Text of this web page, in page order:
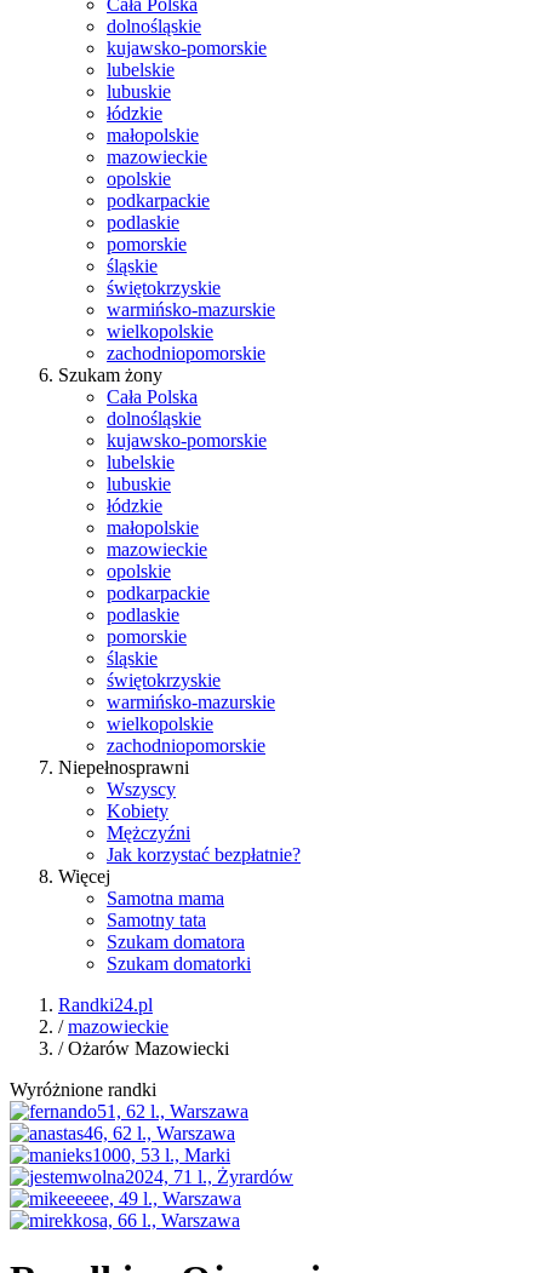
Cała Polska
dolnośląskie
kujawsko-pomorskie
lubelskie
lubuskie
łódzkie
małopolskie
mazowieckie
opolskie
podkarpackie
podlaskie
pomorskie
śląskie
świętokrzyskie
warmińsko-mazurskie
wielkopolskie
zachodniopomorskie
Szukam żony
Cała Polska
dolnośląskie
kujawsko-pomorskie
lubelskie
lubuskie
łódzkie
małopolskie
mazowieckie
opolskie
podkarpackie
podlaskie
pomorskie
śląskie
świętokrzyskie
warmińsko-mazurskie
wielkopolskie
zachodniopomorskie
Niepełnosprawni
Wszyscy
Kobiety
Mężczyźni
Jak korzystać bezpłatnie?
Więcej
Samotna mama
Samotny tata
Szukam domatora
Szukam domatorki
Randki24.pl
/mazowieckie
/Ożarów Mazowiecki
Wyróżnione randki